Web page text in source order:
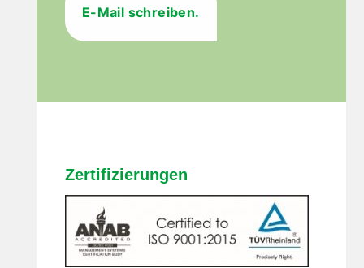
E-Mail schreiben.
Zertifizierungen